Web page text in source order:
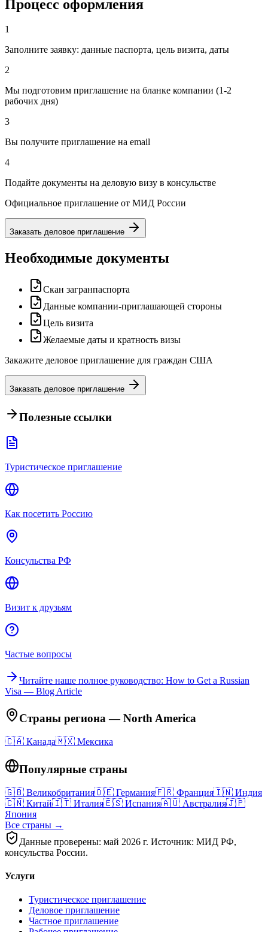
Процесс оформления
1
Заполните заявку: данные паспорта, цель визита, даты
2
Мы подготовим приглашение на бланке компании (1-2
рабочих дня)
3
Вы получите приглашение на email
4
Подайте документы на деловую визу в консульстве
Официальное приглашение от МИД России
Заказать деловое приглашение
Необходимые документы
Скан загранпаспорта
Данные компании-приглашающей стороны
Цель визита
Желаемые даты и кратность визы
Закажите деловое приглашение для граждан США
Заказать деловое приглашение
Полезные ссылки
Туристическое приглашение
Как посетить Россию
Консульства РФ
Визит к друзьям
Частые вопросы
Читайте наше полное руководство: How to Get a Russian
Visa — Blog Article
Страны региона—North America
🇨🇦 Канада🇲🇽 Мексика
Популярные страны
🇬🇧 Великобритания🇩🇪 Германия🇫🇷 Франция🇮🇳 Индия
🇨🇳 Китай🇮🇹 Италия🇪🇸 Испания🇦🇺 Австралия🇯🇵
Япония
Все страны →
Данные проверены: май 2026 г. Источник: МИД РФ,
консульства России.
Услуги
Туристическое приглашение
Деловое приглашение
Частное приглашение